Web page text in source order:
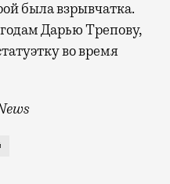
была взрывчатка.
Дарью Трепову,
во время
правосудия —